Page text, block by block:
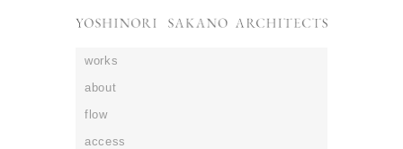
works
about
flow
access